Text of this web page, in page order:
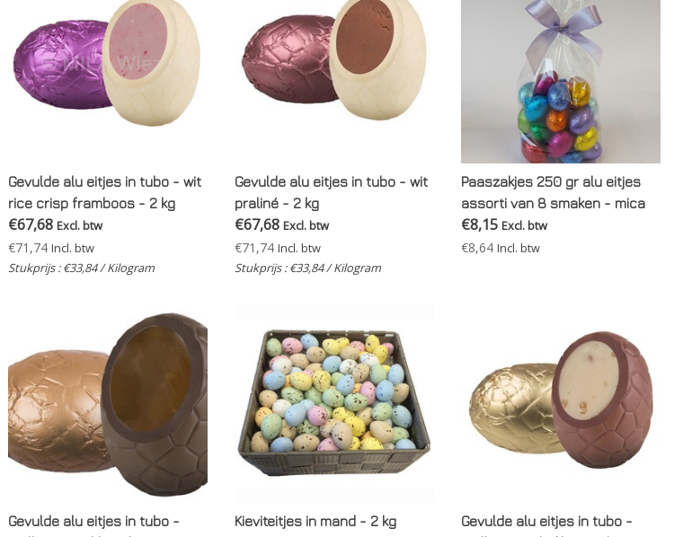
Gevulde alu eitjes in tubo - wit
rice crisp framboos - 2 kg
€67,68 Excl. btw
€71,74 Incl. btw
Stukprijs : €33,84 / Kilogram
Gevulde alu eitjes in tubo - wit
praliné - 2 kg
€67,68 Excl. btw
€71,74 Incl. btw
Stukprijs : €33,84 / Kilogram
Paaszakjes 250 gr alu eitjes
assorti van 8 smaken - mica
met strik
€8,15 Excl. btw
€8,64 Incl. btw
Gevulde alu eitjes in tubo -
Kieviteitjes in mand - 2 kg
Gevulde alu eitjes in tubo -